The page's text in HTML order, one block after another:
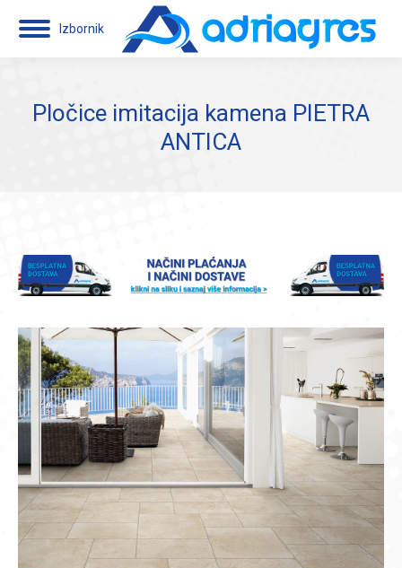
Izbornik
Pločice imitacija kamena PIETRA
ANTICA